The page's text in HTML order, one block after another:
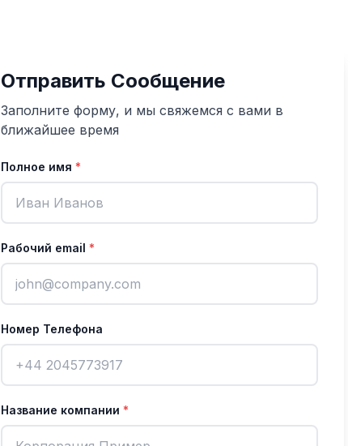
Отправить Сообщение
Заполните форму, и мы свяжемся с вами в
ближайшее время
Полное имя *
Рабочий email *
Номер Телефона
Название компании *